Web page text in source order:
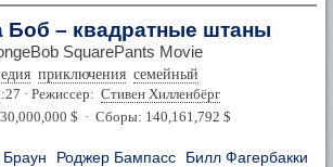
Боб – квадратные штаны
SquarePants Movie
приключения семейный
· Режиссер: Стивен Хилленбёрг
$ · Сборы: 140,161,792 $
Браун Роджер Бампасс Билл Фагербакки